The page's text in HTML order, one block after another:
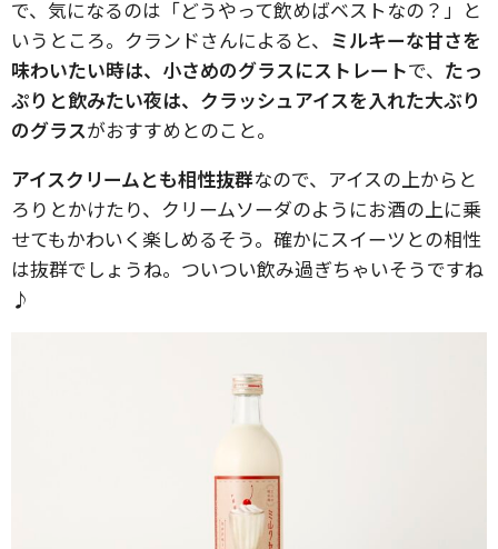
で、気になるのは「どうやって飲めばベストなの？」と
いうところ。クランドさんによると、 ミルキーな甘さを
味わいたい時は、小さめのグラスにストレートで、 たっ
ぷりと飲みたい夜は、クラッシュアイスを入れた大ぶり
のグラスがおすすめとのこと。
アイスクリームとも相性抜群なので、アイスの上からと
ろりとかけたり、クリームソーダのようにお酒の上に乗
せてもかわいく楽しめるそう。確かにスイーツとの相性
は抜群でしょうね。ついつい飲み過ぎちゃいそうですね
♪